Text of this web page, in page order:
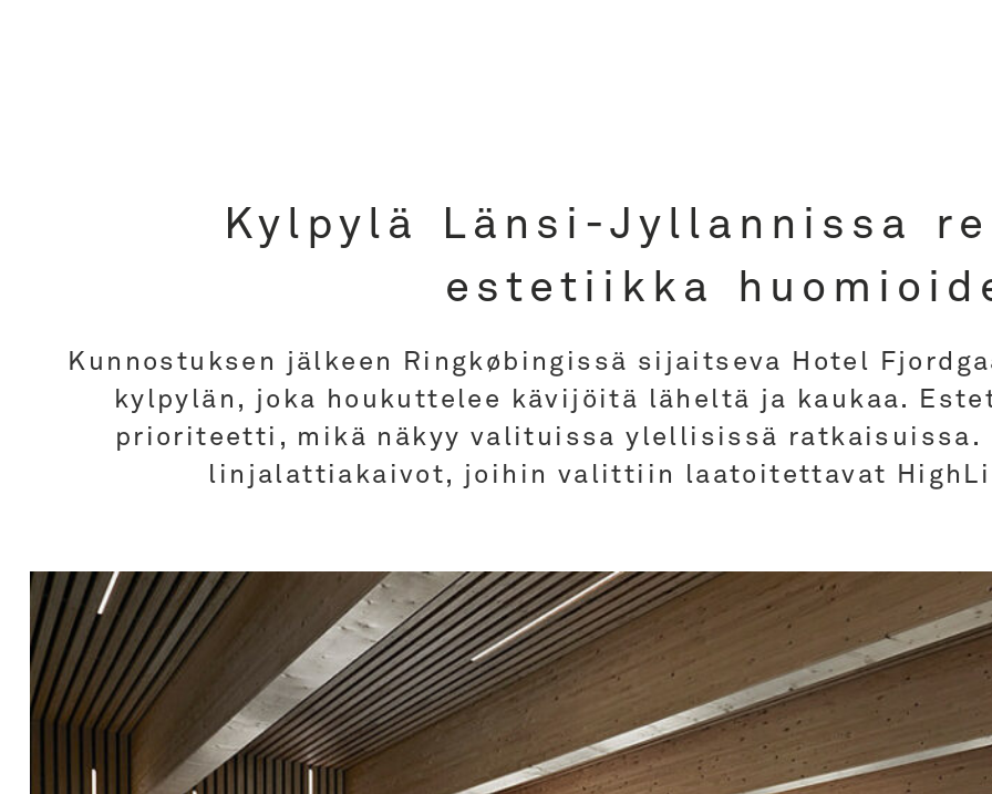
Kylpylä Länsi-Jyllannissa
estetiikka
Kunnostuksen jälkeen Ringkøbingissä sijaitseva Hotel
kylpylän, joka houkuttelee kävijöitä läheltä ja kaukaa.
prioriteetti, mikä näkyy valituissa ylellisissä
linjalattiakaivot, joihin valittiin laatoitettavat